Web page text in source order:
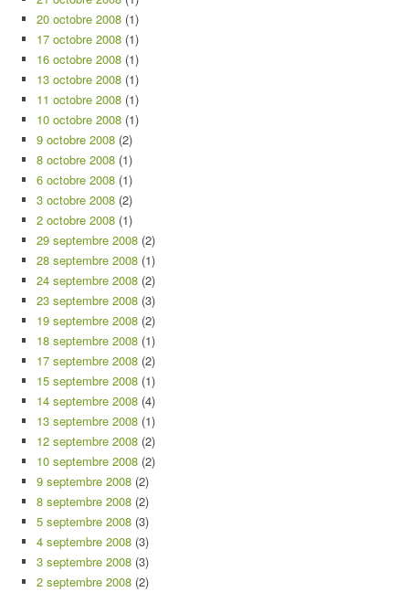
20 octobre 2008 (1)
17 octobre 2008 (1)
16 octobre 2008 (1)
13 octobre 2008 (1)
11 octobre 2008 (1)
10 octobre 2008 (1)
9 octobre 2008 (2)
8 octobre 2008 (1)
6 octobre 2008 (1)
3 octobre 2008 (2)
2 octobre 2008 (1)
29 septembre 2008 (2)
28 septembre 2008 (1)
24 septembre 2008 (2)
23 septembre 2008 (3)
19 septembre 2008 (2)
18 septembre 2008 (1)
17 septembre 2008 (2)
15 septembre 2008 (1)
14 septembre 2008 (4)
13 septembre 2008 (1)
12 septembre 2008 (2)
10 septembre 2008 (2)
9 septembre 2008 (2)
8 septembre 2008 (2)
5 septembre 2008 (3)
4 septembre 2008 (3)
3 septembre 2008 (3)
2 septembre 2008 (2)